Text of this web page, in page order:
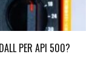
PER API 500?